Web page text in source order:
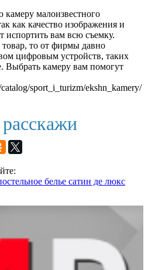
малоизвестного
как качество изображения и
испортить вам всю съемку.
то от фирмы давно
цифровым устройств, таких
Выбрать камеру вам помогут
sport_i_turizm/ekshn_kamery/
белье сатин де люкс